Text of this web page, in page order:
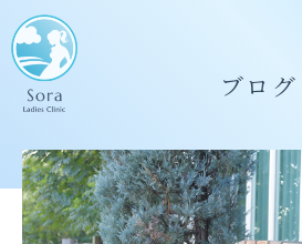
ブログ